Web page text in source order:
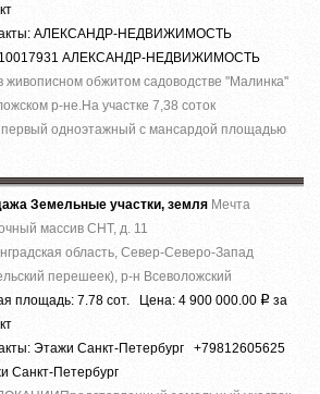
АЛЕКСАНДР-НЕДВИЖИМОСТЬ
АЛЕКСАНДР-НЕДВИЖИМОСТЬ
живописном обжитом садоводстве ''Малинка''
р-не.На участке 7,38 соток
одноэтажный с мансардой площадью
Земельные участки, земля Мечта
массив СНТ, д. 11
область, Север-Северо-Запад
перешеек), р-н Всеволожский
площадь: 7.78 сот. Цена: 4 900 000.00 Р за
Этажи Санкт-Петербург +79812605625
Санкт-Петербург